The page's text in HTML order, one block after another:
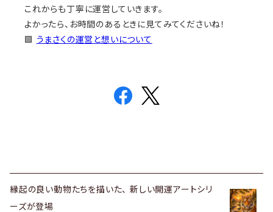
これからも丁寧に運営していきます。
よかったら、お時間のあるときに見てみてくださいね！
🟩 うまさくの運営と想いについて
縁起の良い動物たちを描いた、 新しい開運アートシリ
ーズが登場